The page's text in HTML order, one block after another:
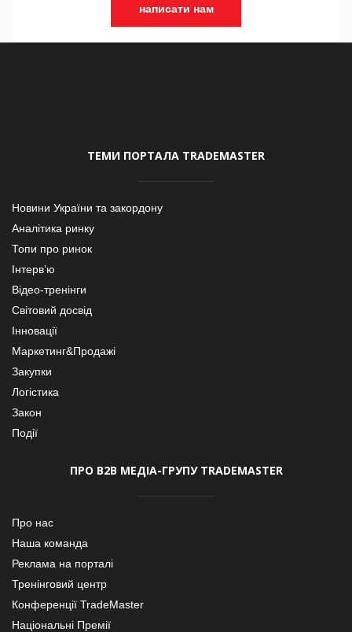
написати нам
ТЕМИ ПОРТАЛА TRADEMASTER
Новини України та закордону
Аналітика ринку
Топи про ринок
Інтерв’ю
Відео-тренінги
Світовий досвід
Інновації
Маркетинг&Продажі
Закупки
Логістика
Закон
Події
ПРО В2В МЕДІА-ГРУПУ TRADEMASTER
Про нас
Наша команда
Реклама на порталі
Тренінговий центр
Конференції TradeMaster
Національні Премії